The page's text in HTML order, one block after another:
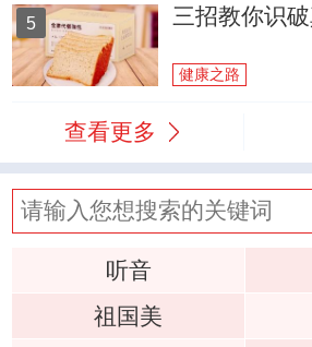
5 三招教你识
健康之路
查看更多
听音
祖国美